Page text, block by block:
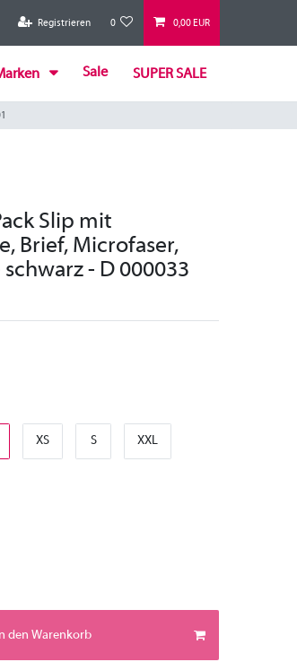
Registrieren 0 0,00 EUR
Sale SUPER SALE
Slip mit
Brief, Microfaser,
- D 000033
XS S XXL
In den Warenkorb